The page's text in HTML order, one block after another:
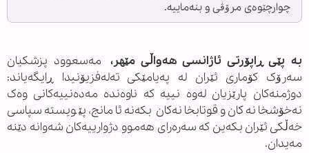
چوارچێوەی مرۆڤی و بنەماییە.
بە پێی ڕاپۆرتی ئاژانسی هەواڵی مێهر، مەسعوود پزشکیان
سەرۆک کۆماری ئێران لە پەیامێکی تەلەفزیۆنیدا ڕایگەیاند:
دوژمنەکان پارێزیان لەوە نییە کە ناوەندە مەدەنییەکانی وەک
نەخۆشخانەکان و قوتابخانەکان بکەنە ئامانج، پێویستە سپاسی
خەڵکی ئێران بکەین کە سەرەرای هەموو دژوارییەکان شەوانە دێنە
مەیدان.